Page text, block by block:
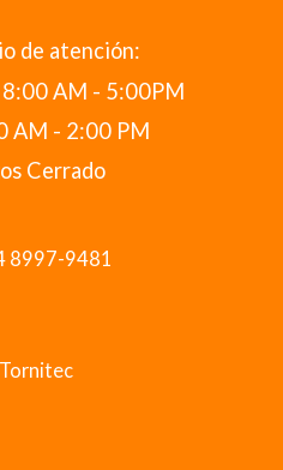
de atención:
8:00 AM - 5:00PM
AM - 2:00 PM
Cerrado
8997-9481
Tornitec